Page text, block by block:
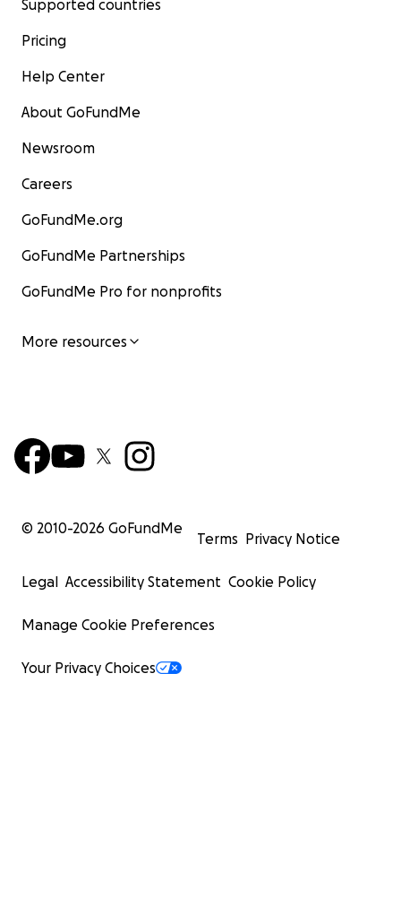
Supported countries
Pricing
Help Center
About GoFundMe
Newsroom
Careers
GoFundMe.org
GoFundMe Partnerships
GoFundMe Pro for nonprofits
More resources
© 2010-2026 GoFundMe
Terms Privacy Notice
Legal Accessibility Statement Cookie Policy
Manage Cookie Preferences
Your Privacy Choices